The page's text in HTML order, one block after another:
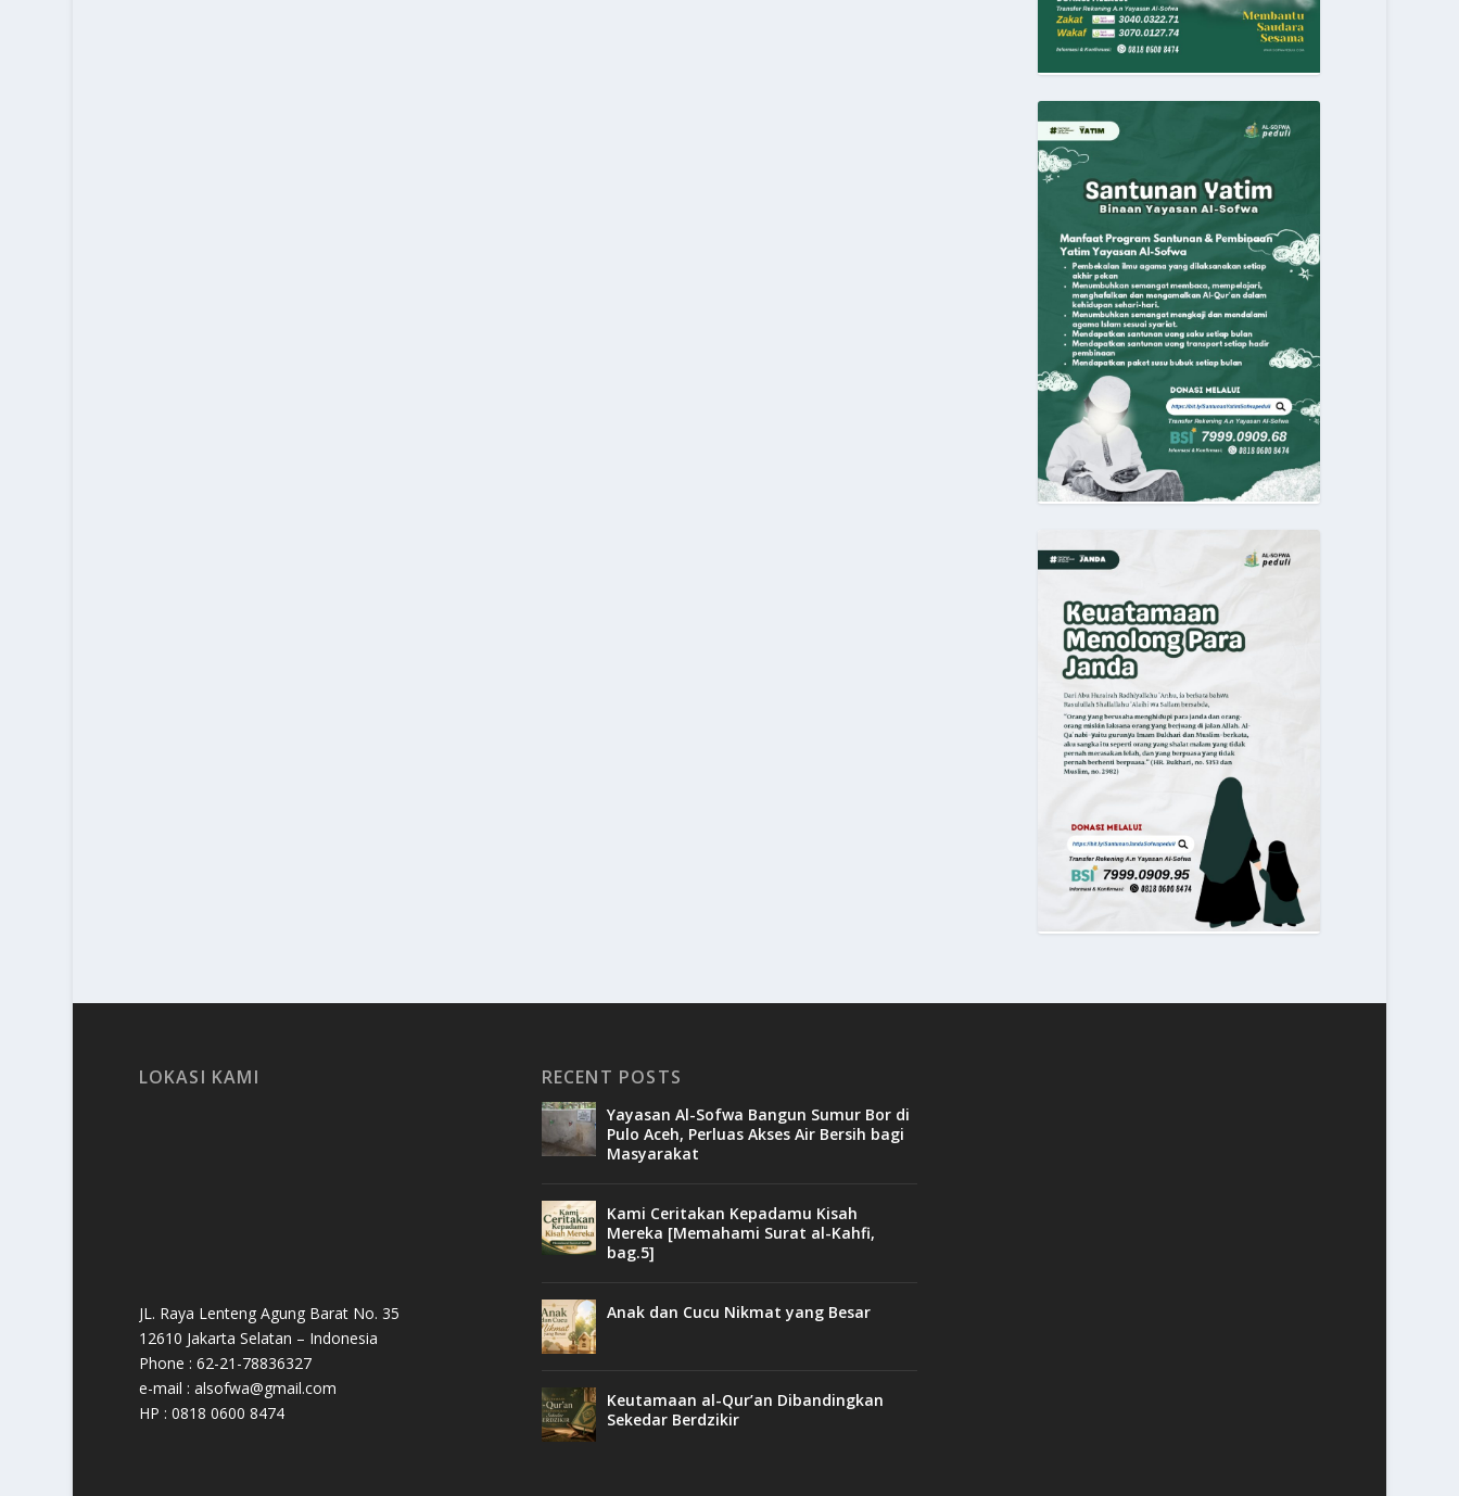
LOKASI KAMI
JL. Raya Lenteng Agung Barat No. 35
12610 Jakarta Selatan – Indonesia
Phone : 62-21-78836327
e-mail : alsofwa@gmail.com
HP : 0818 0600 8474
RECENT POSTS
Yayasan Al-Sofwa Bangun Sumur Bor di
Pulo Aceh, Perluas Akses Air Bersih bagi
Masyarakat
Kami Ceritakan Kepadamu Kisah
Mereka [Memahami Surat al-Kahfi,
bag.5]
Anak dan Cucu Nikmat yang Besar
Keutamaan al-Qur’an Dibandingkan
Sekedar Berdzikir